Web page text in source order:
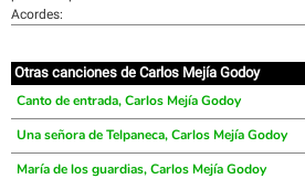
Acordes:
Otras canciones de Carlos Mejía Godoy
Canto de entrada, Carlos Mejía Godoy
Una señora de Telpaneca, Carlos Mejía Godoy
María de los guardias, Carlos Mejía Godoy